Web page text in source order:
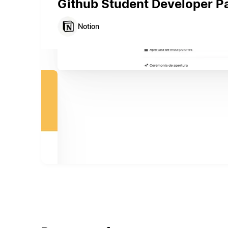
Github Student Developer
Notion